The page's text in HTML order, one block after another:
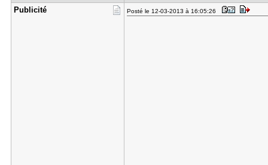
Publicité Posté le 12-03-2013 à 16:05:26